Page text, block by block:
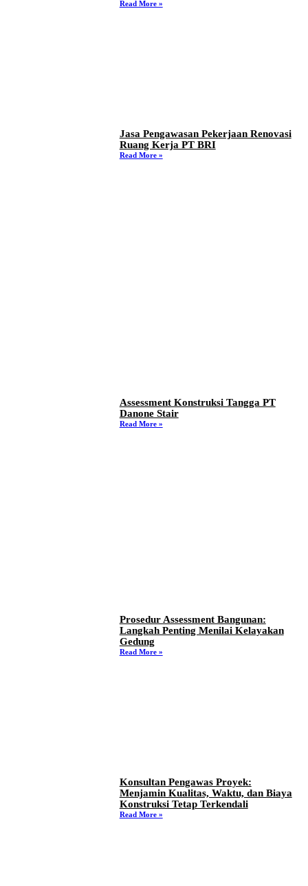
Read More »
Jasa Pengawasan Pekerjaan Renovasi
Ruang Kerja PT BRI
Read More »
Assessment Konstruksi Tangga PT
Danone Stair
Read More »
Prosedur Assessment Bangunan:
Langkah Penting Menilai Kelayakan
Gedung
Read More »
Konsultan Pengawas Proyek:
Menjamin Kualitas, Waktu, dan Biaya
Konstruksi Tetap Terkendali
Read More »